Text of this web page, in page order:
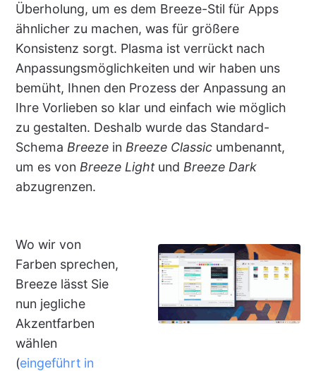
Überholung, um es dem Breeze-Stil für Apps
ähnlicher zu machen, was für größere
Konsistenz sorgt. Plasma ist verrückt nach
Anpassungsmöglichkeiten und wir haben uns
bemüht, Ihnen den Prozess der Anpassung an
Ihre Vorlieben so klar und einfach wie möglich
zu gestalten. Deshalb wurde das Standard-
Schema Breezein Breeze Classic umbenannt,
um es von Breeze Lightund Breeze Dark
abzugrenzen.
Wo wir von
Farben sprechen,
Breeze lässt Sie
nun jegliche
Akzentfarben
wählen
(eingeführt in